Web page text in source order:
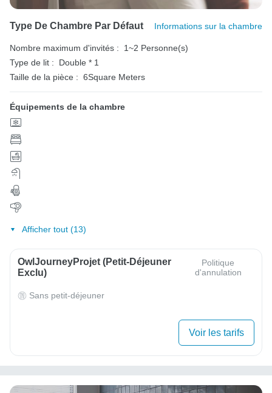
Type De Chambre Par Défaut Informations sur la chambre
Nombre maximum d'invités :
1~2 Personne(s)
Type de lit :
Double * 1
Taille de la pièce : 6Square Meters
Équipements de la chambre
Afficher tout (13)
OwlJourneyProjet (petit-Déjeuner
Exclu)
Politique
d'annulation
Sans petit-déjeuner
Voir les tarifs